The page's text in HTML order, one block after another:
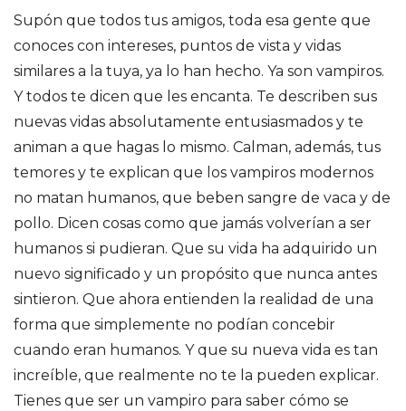
S
a
n
t
i
a
g
o
Supón que todos tus amigos, toda esa gente que
conoces con intereses, puntos de vista y vidas
similares a la tuya, ya lo han hecho. Ya son vampiros.
Y todos te dicen que les encanta. Te describen sus
nuevas vidas absolutamente entusiasmados y te
animan a que hagas lo mismo. Calman, además, tus
temores y te explican que los vampiros modernos
no matan humanos, que beben sangre de vaca y de
pollo. Dicen cosas como que jamás volverían a ser
humanos si pudieran. Que su vida ha adquirido un
nuevo significado y un propósito que nunca antes
sintieron. Que ahora entienden la realidad de una
forma que simplemente no podían concebir
cuando eran humanos. Y que su nueva vida es tan
increíble, que realmente no te la pueden explicar.
Tienes que ser un vampiro para saber cómo se